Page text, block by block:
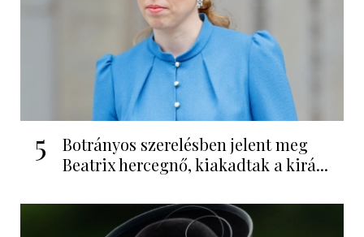
5
Botrányos szerelésben jelent meg
Beatrix hercegnő, kiakadtak a kirá...